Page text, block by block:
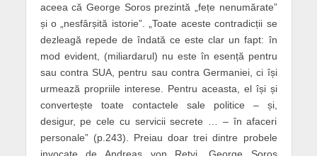
aceea că George Soros prezintă „fețe nenumărate”
și o „nesfârșită istorie”. „Toate aceste contradicții se
dezleagă repede de îndată ce este clar un fapt: în
mod evident, (miliardarul) nu este în esență pentru
sau contra SUA, pentru sau contra Germaniei, ci își
urmează propriile interese. Pentru aceasta, el își și
convertește toate contactele sale politice – și,
desigur, pe cele cu servicii secrete … – în afaceri
personale” (p.243). Preiau doar trei dintre probele